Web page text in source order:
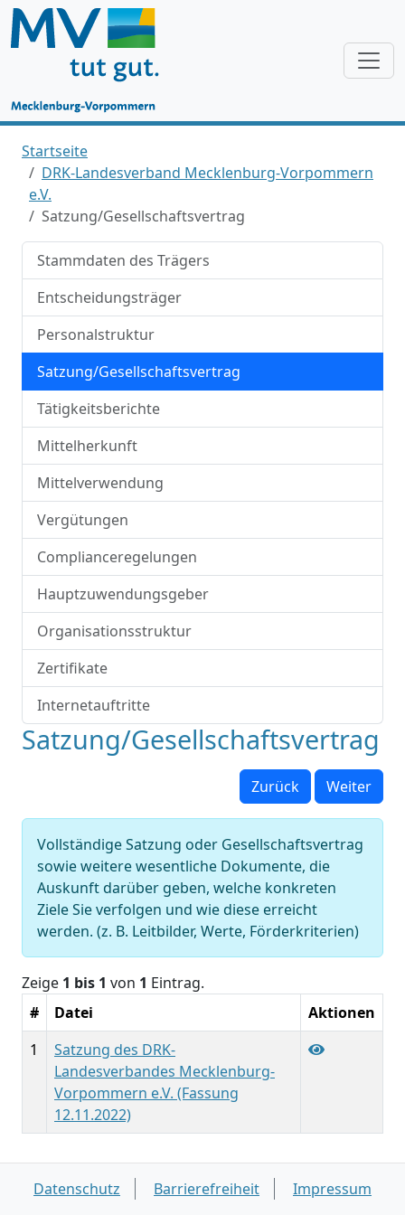
Startseite
DRK-Landesverband Mecklenburg-Vorpommern
e.V.
Satzung/Gesellschaftsvertrag
Stammdaten des Trägers
Entscheidungsträger
Personalstruktur
Satzung/Gesellschaftsvertrag
Tätigkeitsberichte
Mittelherkunft
Mittelverwendung
Vergütungen
Complianceregelungen
Hauptzuwendungsgeber
Organisationsstruktur
Zertifikate
Internetauftritte
Satzung/Gesellschaftsvertrag
Zurück Weiter
Vollständige Satzung oder Gesellschaftsvertrag
sowie weitere wesentliche Dokumente, die
Auskunft darüber geben, welche konkreten
Ziele Sie verfolgen und wie diese erreicht
werden. (z. B. Leitbilder, Werte, Förderkriterien)
Zeige 1 bis 1 von 1 Eintrag.
#
Datei
Aktionen
1
Satzung des DRK-
Landesverbandes Mecklenburg-
Vorpommern e.V. (Fassung
12.11.2022)
Datenschutz Barrierefreiheit Impressum